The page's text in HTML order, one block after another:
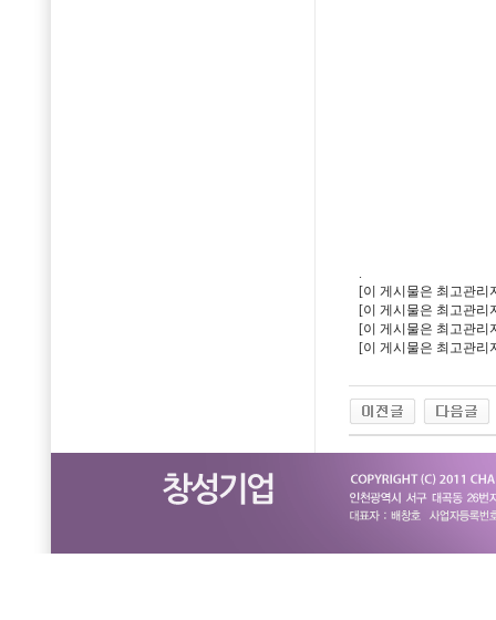
.
[이 게시물은 최고관리
[이 게시물은 최고관리
[이 게시물은 최고관리
[이 게시물은 최고관리